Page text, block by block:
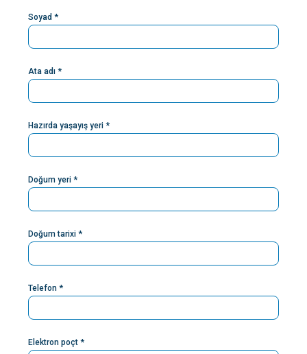
Soyad *
Ata adı *
Hazırda yaşayış yeri *
Doğum yeri *
Doğum tarixi *
Telefon *
Elektron poçt *